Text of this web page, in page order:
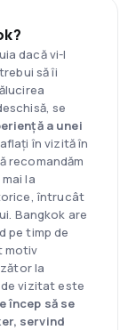
dacă vi-l
să îi
se
a unei
în vizită în
recomandăm
la
întrucât
Bangkok are
pe timp de
motiv
la
vizitat este
încep să se
servind